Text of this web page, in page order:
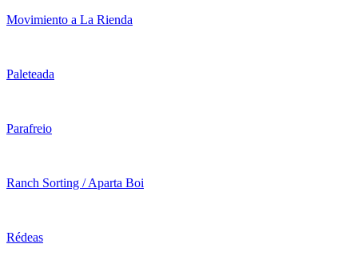
Movimiento a La Rienda
Paleteada
Parafreio
Ranch Sorting / Aparta Boi
Rédeas